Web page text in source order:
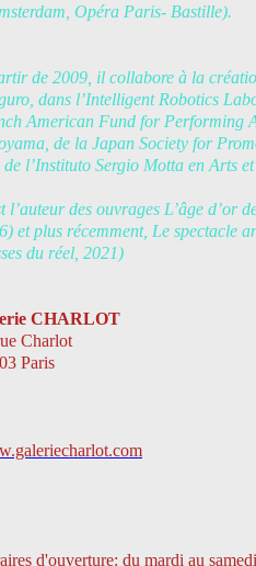
Opéra Paris- Bastille).
de 2009, il collabore à la
dans l’Intelligent Robotics
American Fund for Performing
de la Japan Society for
l’Instituto Sergio Motta en Arts
l’auteur des ouvrages L’âge d’or
et plus récemment, Le spectacle
du réel, 2021)
CHARLOT
Charlot
Paris
d'ouverture: du mardi au